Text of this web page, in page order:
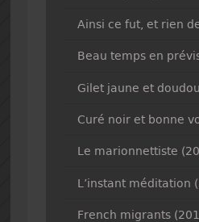
Ainsi ce fut, et rien
Beau temps en
Gilet jaune et
Curé noir et bonne
Le marionnettiste
L’instant méditation
French migrants